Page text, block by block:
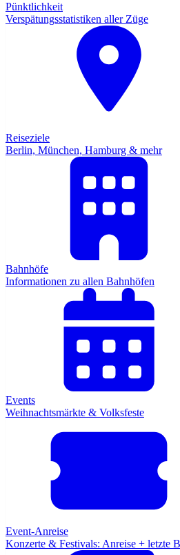
Pünktlichkeit
Verspätungsstatistiken aller Züge
Reiseziele
Berlin, München, Hamburg & mehr
Bahnhöfe
Informationen zu allen Bahnhöfen
Events
Weihnachtsmärkte & Volksfeste
Event-Anreise
Konzerte & Festivals: Anreise + letzte